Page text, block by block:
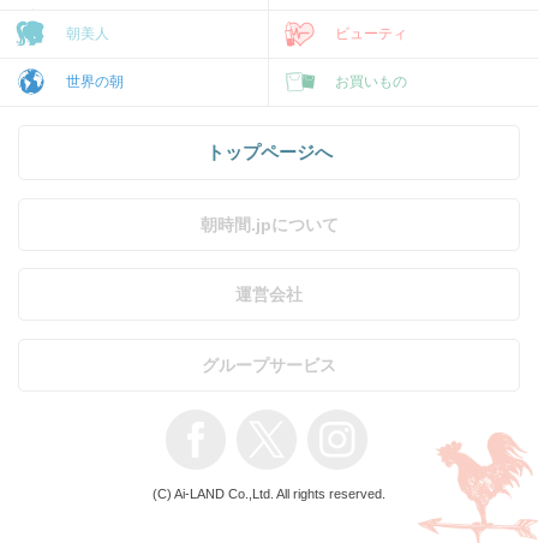
朝美人 ビューティ
世界の朝 お買いもの
トップページへ
朝時間.jpについて
運営会社
グループサービス
(C) Ai-LAND Co.,Ltd. All rights reserved.